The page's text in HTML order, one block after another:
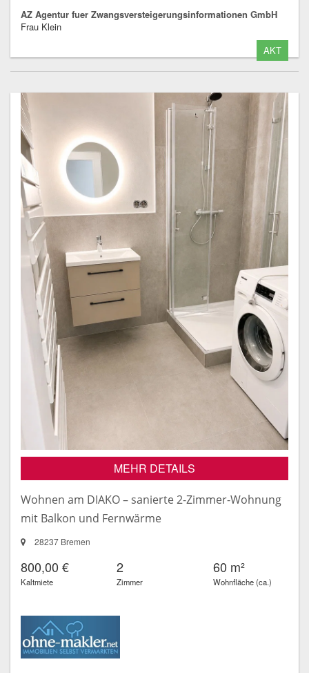
AZ Agentur fuer Zwangsversteigerungsinformationen GmbH
Frau Klein
AKT
MEHR DETAILS
Wohnen am DIAKO – sanierte 2-Zimmer-Wohnung
mit Balkon und Fernwärme
28237 Bremen
800,00 €
Kaltmiete
2
Zimmer
60 m²
Wohnfläche (ca.)